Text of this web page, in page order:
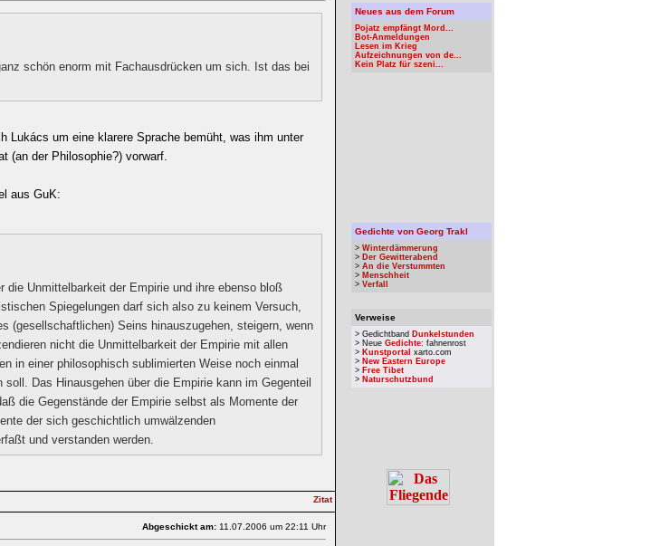
schön enorm mit Fachausdrücken um sich. Ist das bei
Lukács um eine klarere Sprache bemüht, was ihm unter
(an der Philosophie?) vorwarf.
aus GuK:
die Unmittelbarkeit der Empirie und ihre ebenso bloß
Spiegelungen darf sich also zu keinem Versuch,
(gesellschaftlichen) Seins hinauszugehen, steigern, wenn
nicht die Unmittelbarkeit der Empirie mit allen
in einer philosophisch sublimierten Weise noch einmal
soll. Das Hinausgehen über die Empirie kann im Gegenteil
die Gegenstände der Empirie selbst als Momente der
der sich geschichtlich umwälzenden
und verstanden werden.
Abgeschickt am: 11.07.2006 um 22:11 Uhr
Neues aus dem Forum
Pojatz empfängt Mord...
Bot-Anmeldungen
Lesen im Krieg
Aufzeichnungen von de...
Kein Platz für szeni...
Gedichte von Georg Trakl
> Winterdämmerung
> Der Gewitterabend
> An die Verstummten
> Menschheit
> Verfall
Verweise
> Gedichtband Dunkelstunden
> Neue Gedichte: fahnenrost
> Kunstportal xarto.com
> New Eastern Europe
> Free Tibet
> Naturschutzbund